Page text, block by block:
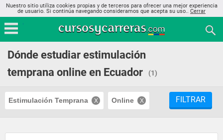
Nuestro sitio utiliza cookies propias y de terceros para ofrecer una mejor experiencia
de usuario. Si continúa navegando consideramos que acepta su uso.. Cerrar
Dónde estudiar estimulación
temprana online en Ecuador
(1)
Estimulación Temprana Online FILTRAR